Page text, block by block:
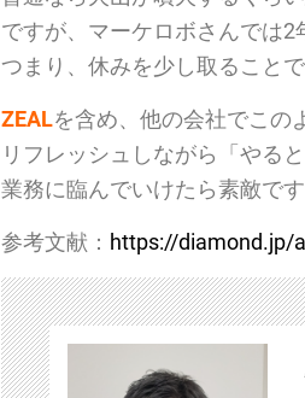
ですが、マーケロボさんでは
つまり、休みを少し取ること
ZEALを含め、他の会社でこの
リフレッシュしながら「やる
業務に臨んでいけたら素敵で
参考文献： https://diamond.jp/